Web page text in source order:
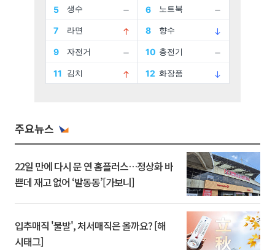
주요뉴스
22일 만에 다시 문 연 홈플러스…정상화 바
쁜데 재고 없어 ‘발동동’[가보니]
입추매직 '불발', 처서매직은 올까요? [해
시태그]